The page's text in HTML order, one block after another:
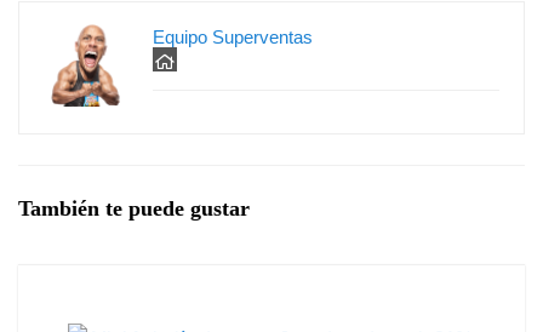
Equipo Superventas
También te puede gustar